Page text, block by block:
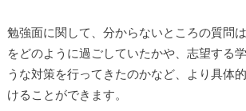
勉強面に関して、分からないところの質問
をどのように過ごしていたかや、志望する
うな対策を行ってきたのかなど、より具体
けることができます。